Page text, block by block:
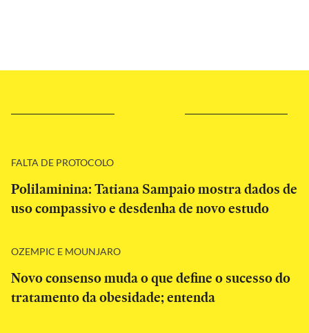
FALTA DE PROTOCOLO
Polilaminina: Tatiana Sampaio mostra dados de
uso compassivo e desdenha de novo estudo
OZEMPIC E MOUNJARO
Novo consenso muda o que define o sucesso do
tratamento da obesidade; entenda